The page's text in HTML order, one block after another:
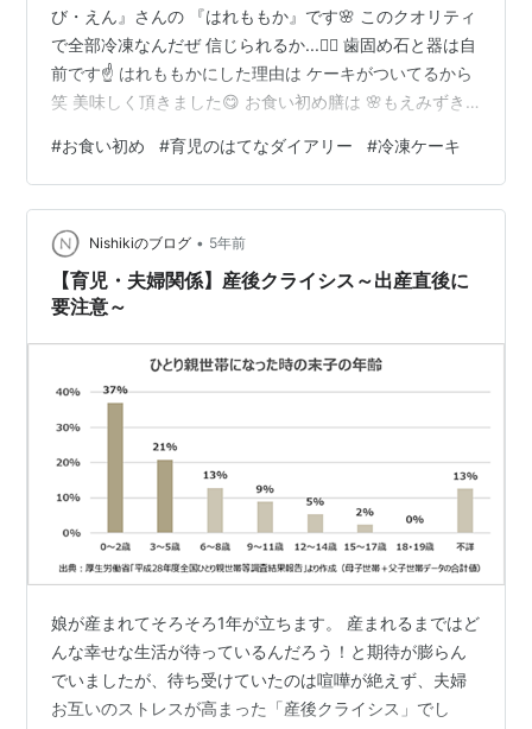
び・えん』さんの 『はれももか』です🌸 このクオリティ
で全部冷凍なんだぜ 信じられるか...🤦‍♀️ 歯固め石と器は自
前です☝️ はれももかにした理由は ケーキがついてるから
笑 美味しく頂きました😋 お食い初め膳は 🌸もえみずき
み →必要最小限のセット あとは器付きとか 鯛の大きさが
グレードアップした 『グラン』もあります。 お食い初め
セット 料理 【楽天1位3冠】お食い初めケーキ付【花むす
び・えん お食い初め膳 はれももかプティ】 ケーキ 国産
天然真鯛 歯固め石 手引書 鯛めしレシ…
#お食い初め #育児のはてなダイアリー #冷凍ケーキ
Nishikiのブログ • 5年前
【育児・夫婦関係】産後クライシス～出産直後に
要注意～
娘が産まれてそろそろ1年が立ちます。 産まれるまではど
んな幸せな生活が待っているんだろう！と期待が膨らん
でいましたが、待ち受けていたのは喧嘩が絶えず、夫婦
お互いのストレスが高まった「産後クライシス」でし